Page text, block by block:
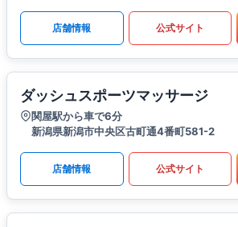
店舗情報 公式サイト
ダッシュスポーツマッサージ
関屋駅から車で6分
新潟県新潟市中央区古町通4番町581-2
店舗情報 公式サイト